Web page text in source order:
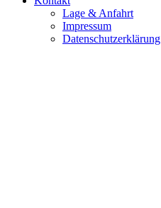
Lage & Anfahrt
Impressum
Datenschutzerklärung